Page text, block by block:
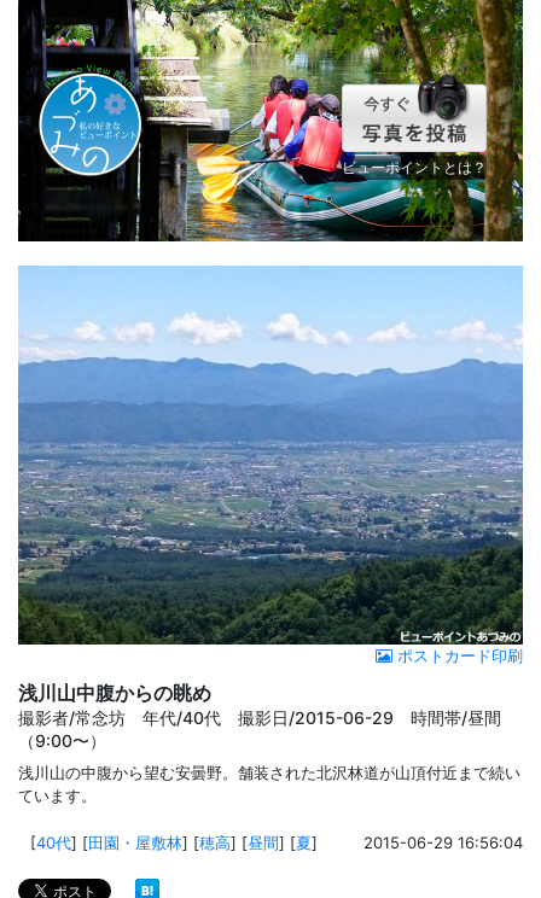
ビューポイントとは？
ポストカード印刷
浅川山中腹からの眺め
撮影者/常念坊 年代/40代 撮影日/2015-06-29 時間帯/昼間
（9:00〜）
浅川山の中腹から望む安曇野。舗装された北沢林道が山頂付近まで続い
ています。
[40代] [田園・屋敷林] [穂高] [昼間] [夏] 2015-06-29 16:56:04